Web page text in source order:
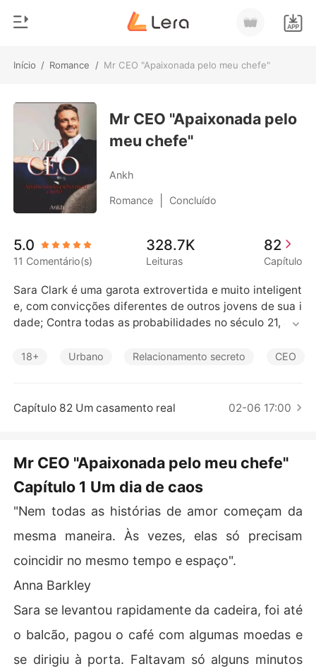
Início / Romance / Mr CEO "Apaixonada pelo meu chefe"
Loja
Histórico
Sair
Baixar App
Gênero
Moderno
Lobisomem
Contos
Bilionários
Contos Curtos
Mr CEO "Apaixonada pelo
meu chefe"
Ankh
Romance Concluído
5.0
11 Comentário(s)
328.7K
Leituras
82
Capítulo
Sara Clark é uma garota extrovertida e muito inteligent
e, com convicções diferentes de outros jovens de sua i
dade; Contra todas as probabilidades no século 21, aos
verdadeiro.
e "Realidade Virtual".
"Realidade Virtual".
A traição de sua esposa o fará duvidar da existência do
keting pessoal.
Chefe e assistente se encontram de forma desagradáv
e eles.
Envoltos em uma realidade cheia de preconceitos e pre
afastar. Sara e Ben conseguirão sair ilesos sem ceder a
os seus sentimentos? Ou, pelo contrário, deixar-se-ão v
m?
18+ Urbano Relacionamento secreto CEO
Capítulo 82 Um casamento real 02-06 17:00
Mr CEO "Apaixonada pelo meu chefe"
Capítulo 1 Um dia de caos
"Nem todas as histórias de amor começam da
mesma maneira. Às vezes, elas só precisam
coincidir no mesmo tempo e espaço".
Anna Barkley
Sara se levantou rapidamente da cadeira, foi até
o balcão, pagou o café com algumas moedas e
se dirigiu à porta. Faltavam só alguns minutos